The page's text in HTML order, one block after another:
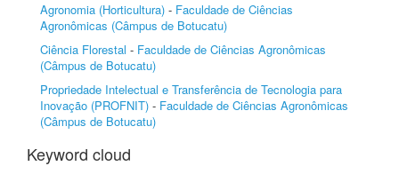
Agronomia (Horticultura) - Faculdade de Ciências
Agronômicas (Câmpus de Botucatu)
Ciência Florestal - Faculdade de Ciências Agronômicas
(Câmpus de Botucatu)
Propriedade Intelectual e Transferência de Tecnologia para
Inovação (PROFNIT) - Faculdade de Ciências Agronômicas
(Câmpus de Botucatu)
Keyword cloud